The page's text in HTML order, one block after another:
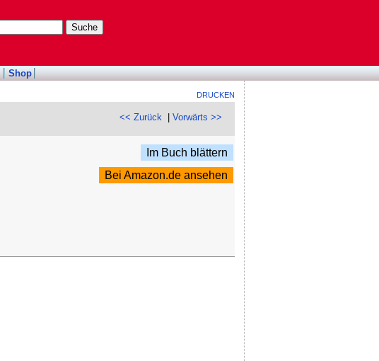
Shop
DRUCKEN
<< Zurück |Vorwärts >>
Im Buch blättern
Bei Amazon.de ansehen